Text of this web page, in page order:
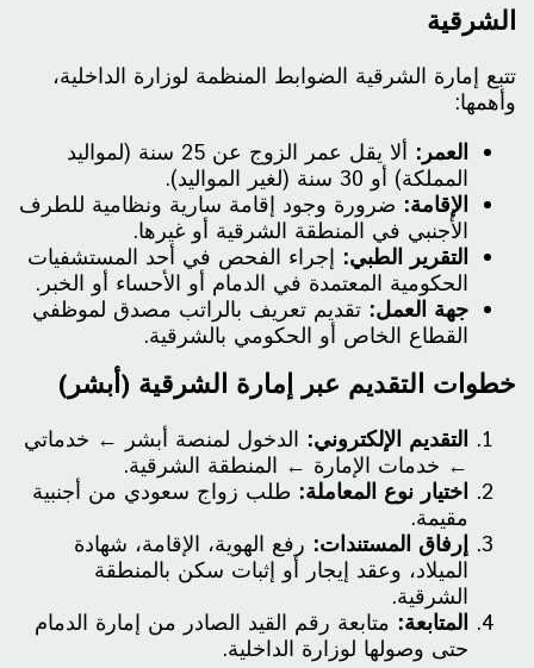
الشرقية
تتبع إمارة الشرقية الضوابط المنظمة لوزارة الداخلية،
وأهمها:
العمر:
ألا يقل عمر الزوج عن 25 سنة (لمواليد
المملكة) أو 30 سنة (لغير المواليد).
الإقامة: ضرورة وجود إقامة سارية ونظامية للطرف
الأجنبي في المنطقة الشرقية أو غيرها.
التقرير الطبي: إجراء الفحص في أحد المستشفيات
الحكومية المعتمدة في الدمام أو الأحساء أو الخبر.
جهة العمل: تقديم تعريف بالراتب مصدق لموظفي
القطاع الخاص أو الحكومي بالشرقية.
خطوات التقديم عبر إمارة الشرقية (أبشر)
التقديم الإلكتروني: الدخول لمنصة أبشر ← خدماتي
← خدمات الإمارة ← المنطقة الشرقية.
اختيار نوع المعاملة: طلب زواج سعودي من أجنبية
مقيمة.
إرفاق المستندات: رفع الهوية، الإقامة، شهادة
الميلاد، وعقد إيجار أو إثبات سكن بالمنطقة
الشرقية.
المتابعة: متابعة رقم القيد الصادر من إمارة الدمام
حتى وصولها لوزارة الداخلية.